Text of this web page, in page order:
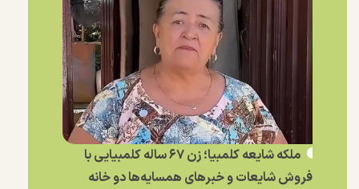
ملکه شایعه کلمبیا؛ زن ۶۷ ساله کلمبیایی با
فروش شایعات و خبر‌های همسایه‌ها دو خانه